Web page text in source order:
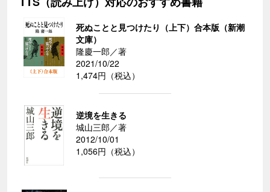
死ぬことと見つけたり（上下）合本版（新潮
文庫）
隆慶一郎／著
2021/10/22
1,474円（税込）
逆境を生きる
城山三郎／著
2012/10/01
1,056円（税込）